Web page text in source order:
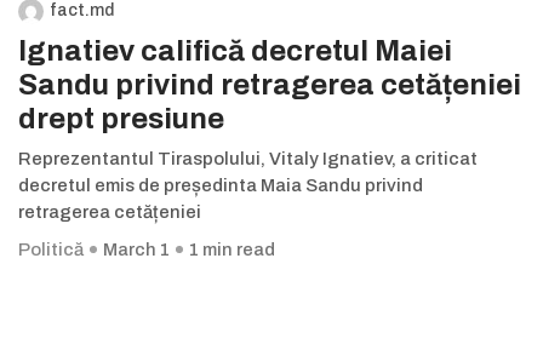
fact.md
Ignatiev califică decretul Maiei
Sandu privind retragerea cetățeniei
drept presiune
Reprezentantul Tiraspolului, Vitaly Ignatiev, a criticat
decretul emis de președinta Maia Sandu privind
retragerea cetățeniei
Politică
March 1 1 min read